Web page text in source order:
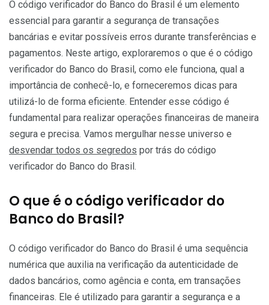
O código verificador do Banco do Brasil é um elemento
essencial para garantir a segurança de transações
bancárias e evitar possíveis erros durante transferências e
pagamentos. Neste artigo, exploraremos o que é o código
verificador do Banco do Brasil, como ele funciona, qual a
importância de conhecê-lo, e forneceremos dicas para
utilizá-lo de forma eficiente. Entender esse código é
fundamental para realizar operações financeiras de maneira
segura e precisa. Vamos mergulhar nesse universo e
desvendar todos os segredos por trás do código
verificador do Banco do Brasil.
O que é o código verificador do
Banco do Brasil?
O código verificador do Banco do Brasil é uma sequência
numérica que auxilia na verificação da autenticidade de
dados bancários, como agência e conta, em transações
financeiras. Ele é utilizado para garantir a segurança e a